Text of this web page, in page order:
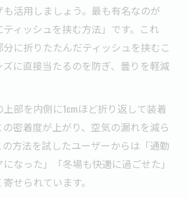
活用しましょう。最も有名なのが
ティッシュを挟む方法」です。これ
に折りたたんだティッシュを挟むこ
ズに直接当たるのを防ぎ、曇りを軽減
部を内側に1cmほど折り返して装着
密着度が上がり、空気の漏れを減ら
方法を試したユーザーからは「通勤
なった」「冬場も快適に過ごせた」
せられています。